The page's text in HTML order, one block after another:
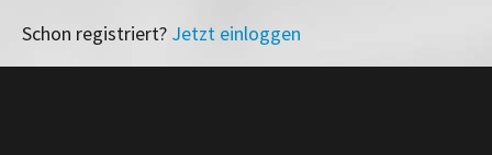
Schon registriert? Jetzt einloggen